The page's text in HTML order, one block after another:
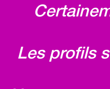
Les profils